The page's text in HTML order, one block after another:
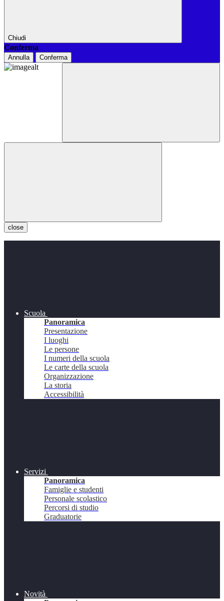
Chiudi
Conferma
Annulla Conferma
close
Scuola
Panoramica
Presentazione
I luoghi
Le persone
I numeri della scuola
Le carte della scuola
Organizzazione
La storia
Accessibilità
Servizi
Panoramica
Famiglie e studenti
Personale scolastico
Percorsi di studio
Graduatorie
Novità